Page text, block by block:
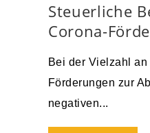
Steuerliche
Corona-
Bei der Vielzahl
Förderungen zur
negativen...